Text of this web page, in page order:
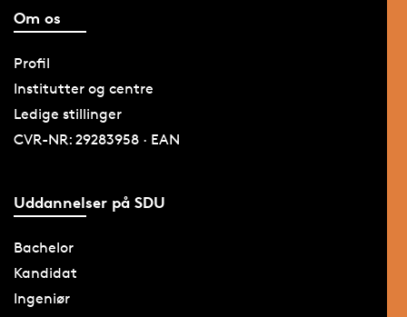
Om os
Profil
Institutter og centre
Ledige stillinger
CVR-NR: 29283958 · EAN
Uddannelser på SDU
Bachelor
Kandidat
Ingeniør